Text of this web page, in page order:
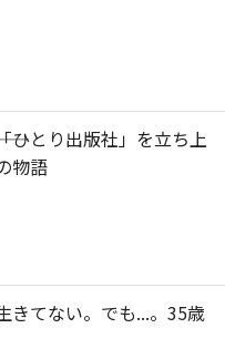
ひとり出版社」を立ち上
物語
きてない。でも...。35歳